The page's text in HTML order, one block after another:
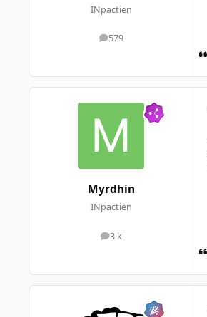
INpactien
579
messages
Myrdhin
INpactien
3 k
messages